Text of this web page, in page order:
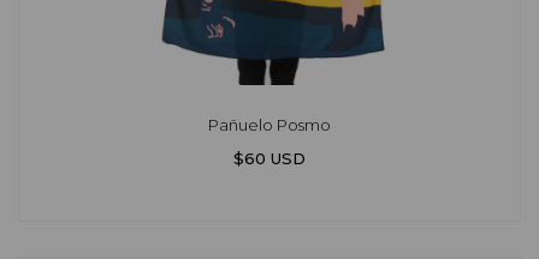
Pañuelo Posmo
$60 USD